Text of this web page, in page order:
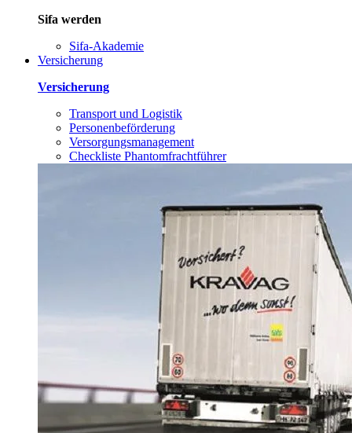
Sifa werden
Sifa-Akademie
Versicherung
Versicherung
Transport und Logistik
Personenbeförderung
Versorgungsmanagement
Checkliste Phantomfrachtführer